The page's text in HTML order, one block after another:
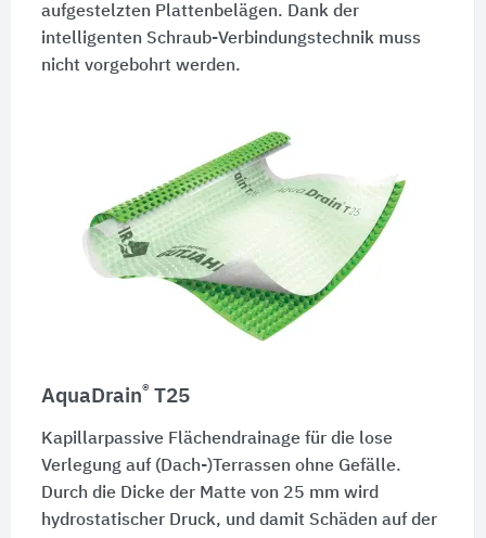
aufgestelzten Plattenbelägen. Dank der
intelligenten Schraub-Verbindungstechnik muss
nicht vorgebohrt werden.
AquaDrain® T25
Kapillarpassive Flächendrainage für die lose
Verlegung auf (Dach-)Terrassen ohne Gefälle.
Durch die Dicke der Matte von 25 mm wird
hydrostatischer Druck, und damit Schäden auf der